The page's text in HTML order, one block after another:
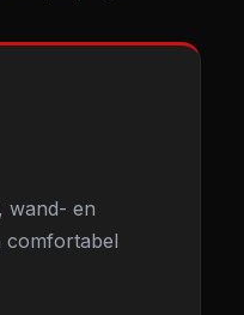
wand- en
comfortabel